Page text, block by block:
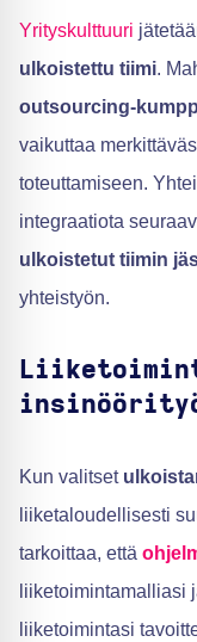
Yrityskulttuuri
ulkoistettu tiimi.
outsourcing-
vaikuttaa
toteuttamiseen.
integraatiota
ulkoistetut tiimin
yhteistyön.
Kun valitset
liiketaloudellisesti
tarkoittaa, että
liiketoimintamalliasi
liiketoimintasi